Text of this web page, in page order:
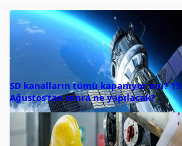
SD kanalların tümü kapanıyor mu? 15
Ağustos’tan sonra ne yapılacak?